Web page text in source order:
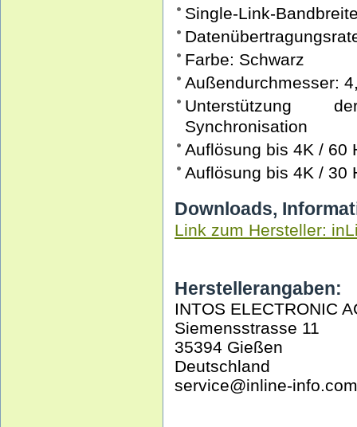
Single-Link-
Farbe: Schwarz
Außendurchmesser:
Unterstützung
Synchronisation
Auflösung bis 4K / 60
Auflösung bis 4K / 30
Downloads,
Link zum Hersteller:
Herstellerangaben:
INTOS ELECTRONIC
Siemensstrasse 11
35394 Gießen
Deutschland
service@inline-info.com